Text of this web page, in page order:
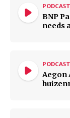
PODCAST
BNP
needs
PODCAST
Aegon